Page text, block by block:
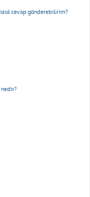
cevap gönderebilirim?